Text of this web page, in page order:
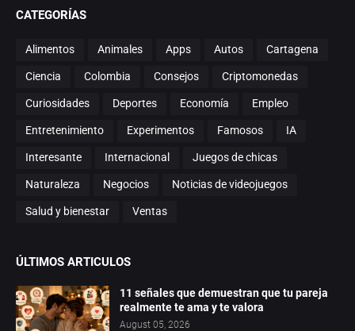
CATEGORÍAS
Alimentos Animales Apps Autos Cartagena
Ciencia Colombia Consejos Criptomonedas
Curiosidades Deportes Economía Empleo
Entretenimiento Experimentos Famosos IA
Interesante Internacional Juegos de chicas
Naturaleza Negocios Noticias de videojuegos
Salud y bienestar Ventas
ÚLTIMOS ARTICULOS
11 señales que demuestran que tu pareja
realmente te ama y te valora
August 05, 2026